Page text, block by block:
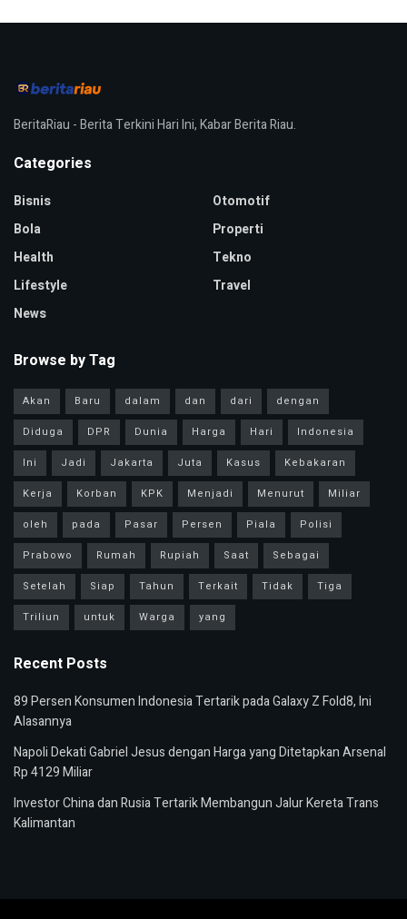
BeritaRiau - Berita Terkini Hari Ini, Kabar Berita Riau.
Categories
Bisnis
Bola
Health
Lifestyle
News
Otomotif
Properti
Tekno
Travel
Browse by Tag
Akan Baru dalam dan dari
dengan
Diduga
DPR Dunia Harga Hari
Indonesia
Ini
Jadi Jakarta Juta Kasus
Kebakaran
Kerja
Korban KPK Menjadi Menurut
Miliar
oleh
pada Pasar Persen Piala
Polisi
Prabowo
Rumah Rupiah Saat
Sebagai
Setelah
Siap Tahun Terkait Tidak
Tiga
Triliun
untuk Warga yang
Recent Posts
89 Persen Konsumen Indonesia Tertarik pada Galaxy Z Fold8, Ini
Alasannya
Napoli Dekati Gabriel Jesus dengan Harga yang Ditetapkan Arsenal
Rp 4129 Miliar
Investor China dan Rusia Tertarik Membangun Jalur Kereta Trans
Kalimantan